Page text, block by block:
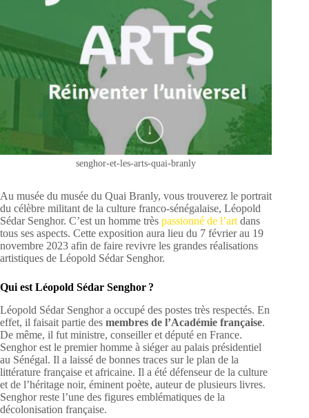
senghor-et-les-arts-quai-branly
Au musée du musée du Quai Branly, vous trouverez le portrait
du célèbre militant de la culture franco-sénégalaise, Léopold
Sédar Senghor. C’est un homme très passionné de l’art dans
tous ses aspects. Cette exposition aura lieu du 7 février au 19
novembre 2023 afin de faire revivre les grandes réalisations
artistiques de Léopold Sédar Senghor.
Qui est Léopold Sédar Senghor ?
Léopold Sédar Senghor a occupé des postes très respectés. En
effet, il faisait partie des membres de l’Académie française.
De même, il fut ministre, conseiller et député en France.
Senghor est le premier homme à siéger au palais présidentiel
au Sénégal. Il a laissé de bonnes traces sur le plan de la
littérature française et africaine. Il a été défenseur de la culture
et de l’héritage noir, éminent poète, auteur de plusieurs livres.
Senghor reste l’une des figures emblématiques de la
décolonisation française.